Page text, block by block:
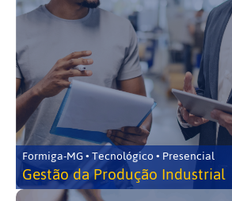
Formiga-MG • Tecnológico • Presencial
Gestão da Produção Industrial